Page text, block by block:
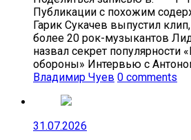
Публикации с похожим
Гарик Сукачев выпустил
более 20 рок-музыкантов
назвал секрет популярности
обороны» Интервью с
Владимир Чуев 0 comments
31.07.2026